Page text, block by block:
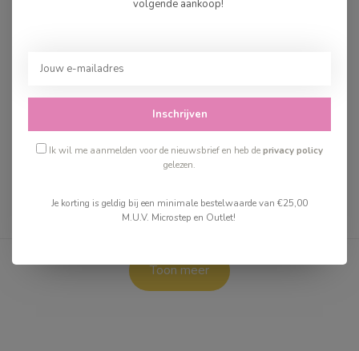
Depesche Topmodel
€4,95
Op voorraad
€5,95
Op voorraad
Toon meer
volgende aankoop!
Inschrijven
Ik wil me aanmelden voor de nieuwsbrief en heb deprivacy policy
gelezen.
Je korting is geldig bij een minimale bestelwaarde van €25,00
M.U.V. Microstep en Outlet!